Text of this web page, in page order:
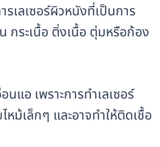
รเลเซอร์ผิวหนังที่เป็นการ
กระเนื้อ ติ่งเนื้อ ตุ่มหรือก้อง
อ เพราะการทำเลเซอร์
ม้เล็กๆ และอาจทำให้ติดเชื้อ